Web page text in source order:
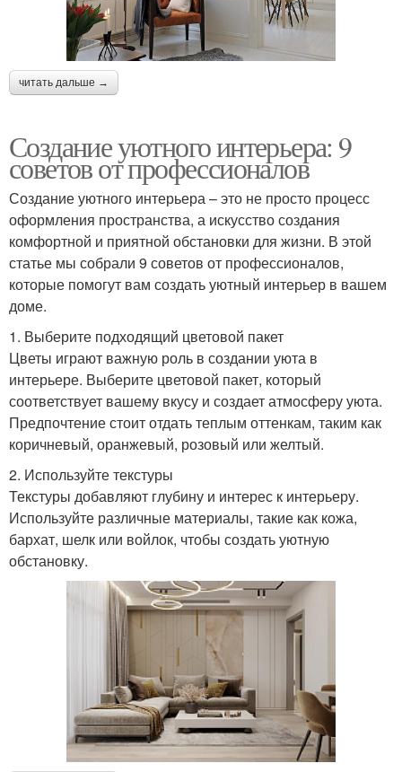
читать дальше →
Создание уютного интерьера: 9
советов от профессионалов
Создание уютного интерьера – это не просто процесс
оформления пространства, а искусство создания
комфортной и приятной обстановки для жизни. В этой
статье мы собрали 9 советов от профессионалов,
которые помогут вам создать уютный интерьер в вашем
доме.
1. Выберите подходящий цветовой пакет
Цветы играют важную роль в создании уюта в
интерьере. Выберите цветовой пакет, который
соответствует вашему вкусу и создает атмосферу уюта.
Предпочтение стоит отдать теплым оттенкам, таким как
коричневый, оранжевый, розовый или желтый.
2. Используйте текстуры
Текстуры добавляют глубину и интерес к интерьеру.
Используйте различные материалы, такие как кожа,
бархат, шелк или войлок, чтобы создать уютную
обстановку.